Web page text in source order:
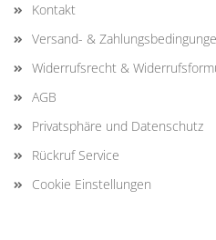
Kontakt
Versand- &
Widerrufsrecht &
AGB
Privatsphäre und Datenschutz
Rückruf Service
Cookie Einstellungen